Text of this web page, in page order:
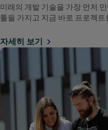
미래의 개발 기술을 가장 먼저
툴을 가지고 지금 바로 프로젝
자세히 보기